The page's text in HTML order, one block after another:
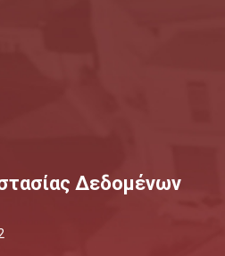
Δεδομένων